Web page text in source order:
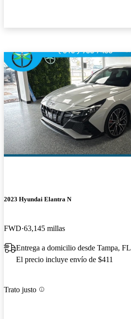
2023 Hyundai Elantra N
FWD 63,145 millas
Entrega a domicilio desde Tampa, FL
El precio incluye envío de $411
Trato justo